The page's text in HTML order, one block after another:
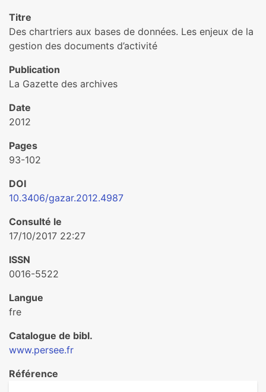
Titre
Des chartriers aux bases de données. Les enjeux de la
gestion des documents d’activité
Publication
La Gazette des archives
Date
2012
Pages
93-102
DOI
10.3406/gazar.2012.4987
Consulté le
17/10/2017 22:27
ISSN
0016-5522
Langue
fre
Catalogue de bibl.
www.persee.fr
Référence